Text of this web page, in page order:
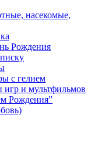
насекомые,
Рождения
с гелием
и мультфильмов
Рождения”